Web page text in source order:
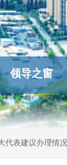
领导之窗
代表建议办理情况